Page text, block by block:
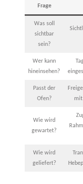
Frage
Was soll
sichtbar
sein?
Wer kann
hineinsehen?
Passt der
Ofen?
mit
Wie wird
gewartet?
Wie wird
geliefert?